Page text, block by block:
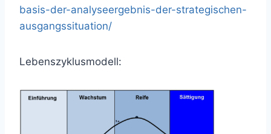
basis-der-analyseergebnis-der-strategischen-
ausgangssituation/
Lebenszyklusmodell: